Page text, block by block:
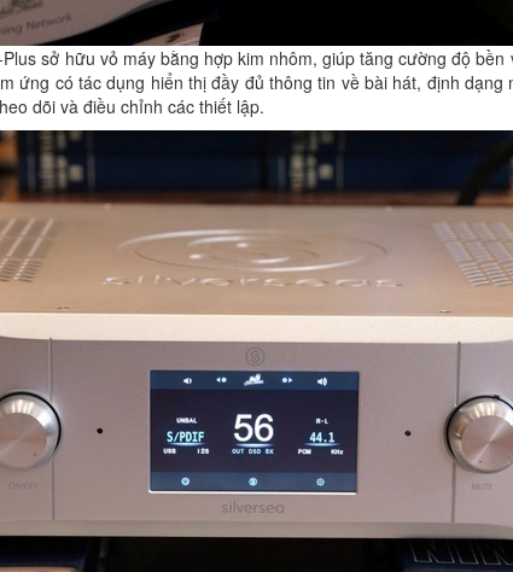
sở hữu vỏ máy bằng hợp kim nhôm, giúp tăng cường độ
ứng có tác dụng hiển thị đầy đủ thông tin về bài hát, định
dõi và điều chỉnh các thiết lập.